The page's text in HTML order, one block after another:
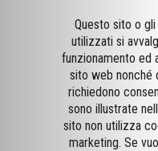
Questo sito o
utilizzati si
funzionamento ed
sito web nonché
richiedono
sono illustrate
sito non utilizza
marketing. Se